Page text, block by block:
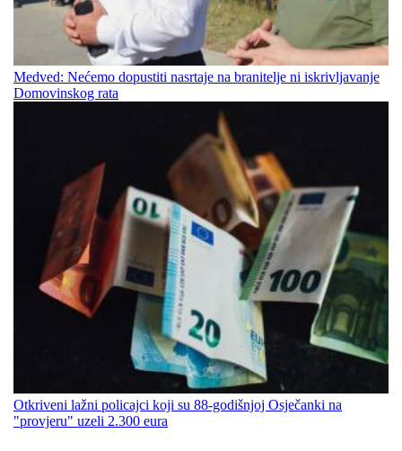
Medved: Nećemo dopustiti nasrtaje na branitelje ni iskrivljavanje
Domovinskog rata
Otkriveni lažni policajci koji su 88-godišnjoj Osječanki na
"provjeru" uzeli 2.300 eura